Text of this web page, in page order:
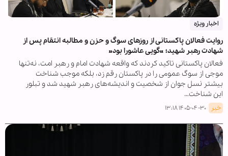
اخبار ویژه
روایت فعالان پاکستانی از روزهای سوگ و حزن و مطالبه انتقام پس از
شهادت رهبر شهید؛ «گویی عاشورا بود»
فعالان پاکستانی تاکید کردند که واقعه شهادت امام و رهبر امت، نه‌تنها
موجی از سوگ عمومی را در پاکستان رقم زد، بلکه موجب شناخت
بیشتر نسل جوان از شخصیت و اندیشه‌های رهبر شهید شد و تبلور
این شناخت…
خبر ۱۴۰۵-۰۴-۳۰ ۱۳:۱۸